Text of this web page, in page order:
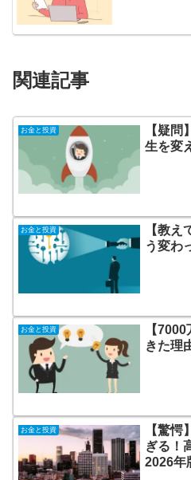
関連記事
お金と投資
【疑
生を変
お金と投資
【教
う変わ
お金と投資
【
きた理
お金と投資
【驚
ぎる！
2026年